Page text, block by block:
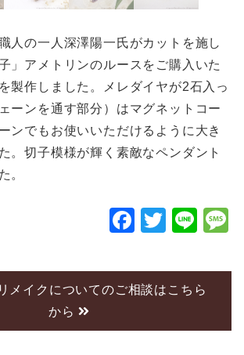
人の一人深澤陽一氏がカットを施し
」アメトリンのルースをご購入いた
製作しました。メレダイヤが2石入っ
ーンを通す部分）はマグネットコー
ンでもお使いいただけるように大き
。切子模様が輝く素敵なペンダント
。
F
c
e
T
tt
er
Li
e
メイクについてのご相談はこちら
から